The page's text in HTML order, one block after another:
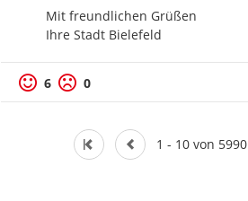
Mit freundlichen Grüßen
Ihre Stadt Bielefeld
6 0
1 - 10 von 5990